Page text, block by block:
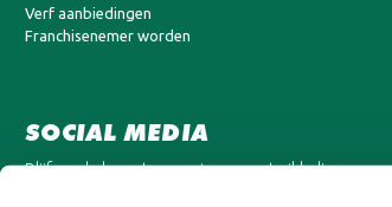
Verf aanbiedingen
Franchisenemer worden
SOCIAL MEDIA
Blijf op de hoogte van nieuwe ontwikkelingen en